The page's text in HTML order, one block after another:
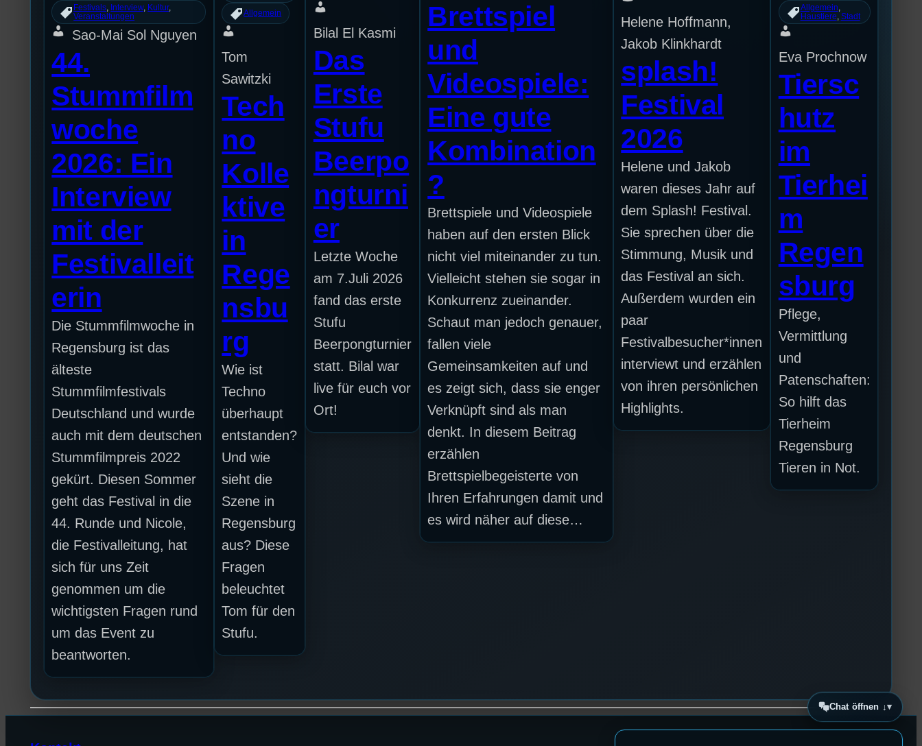
Festivals Interview, Kultur
Veranstaltungen
Sao-Mai Sol Nguyen
44.
Stummfilm
woche
2026: Ein
Interview
mit der
Festivalleit
erin
Die Stummfilmwoche in
Regensburg ist das
älteste
Stummfilmfestivals
Deutschland und wurde
auch mit dem deutschen
Stummfilmpreis 2022
gekürt. Diesen Sommer
geht das Festival in die
44. Runde und Nicole,
die Festivalleitung, hat
sich für uns Zeit
genommen um die
wichtigsten Fragen rund
um das Event zu
beantworten.
Allgemein
Tom
Sawitzki
Tech
no
Kolle
ktive
in
Rege
nsbu
rg
Wie ist
Techno
überhaupt
entstanden?
Und wie
sieht die
Szene in
Regensburg
aus? Diese
Fragen
beleuchtet
Tom für den
Stufu.
Bilal El Kasmi
Das
Erste
Stufu
Beerpo
ngturni
er
Letzte Woche
am 7.Juli 2026
fand das erste
Stufu
Beerpongturnier
statt. Bilal war
live für euch vor
Ort!
Brettspiel
und
Videospiele:
Eine gute
Kombination
?
Brettspiele und Videospiele
haben auf den ersten Blick
nicht viel miteinander zu tun.
Vielleicht stehen sie sogar in
Konkurrenz zueinander.
Schaut man jedoch genauer,
fallen viele
Gemeinsamkeiten auf und
es zeigt sich, dass sie enger
Verknüpft sind als man
denkt. In diesem Beitrag
erzählen
Brettspielbegeisterte von
Ihren Erfahrungen damit und
es wird näher auf diese…
Helene Hoffmann,
Jakob Klinkhardt
splash!
Festival
2026
Helene und Jakob
waren dieses Jahr auf
dem Splash! Festival.
Sie sprechen über die
Stimmung, Musik und
das Festival an sich.
Außerdem wurden ein
paar
Festivalbesucher*innen
interviewt und erzählen
von ihren persönlichen
Highlights.
Allgemein
Haustiere Stadt
Eva Prochnow
Tiersc
hutz
im
Tierhei
m
Regen
sburg
Pflege,
Vermittlung
und
Patenschaften:
So hilft das
Tierheim
Regensburg
Tieren in Not.
Chat öffnen ↓